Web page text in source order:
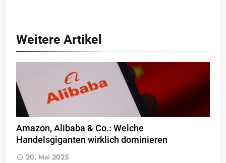
Weitere Artikel
Amazon, Alibaba & Co.: Welche
Handelsgiganten wirklich dominieren
20. Mai 2025